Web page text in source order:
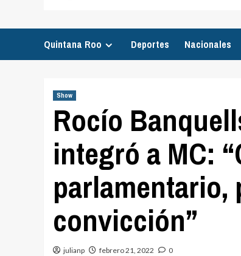
Quintana Roo Deportes Nacionales
Show
Rocío
integró a MC:
parlamentario,
convicción”
julianp febrero 21, 2022 0